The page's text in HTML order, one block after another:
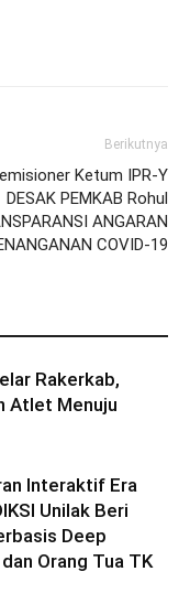
Berikutnya
Ketum IPR-Y
DESAK PEMKAB Rohul
ANGARAN
COVID-19
Rakerkab,
Atlet Menuju
Interaktif Era
Unilak Beri
Deep
Orang Tua TK